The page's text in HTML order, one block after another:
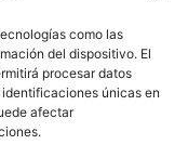
como las
del dispositivo. El
procesar datos
únicas en
afectar